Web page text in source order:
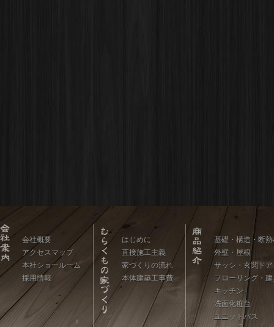
会社概要
アクセスマップ
本社ショールーム
採用情報
はじめに
直接施工主義
家づくりの流れ
本体建築工事費
基礎・構造・断
外壁・屋根
サッシ・玄関ドア
フローリング・
キッチン
洗面化粧台
ユニットバス